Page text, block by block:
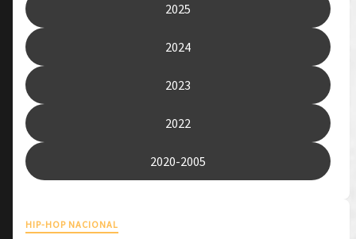
2025
2024
2023
2022
2020-2005
HIP-HOP NACIONAL